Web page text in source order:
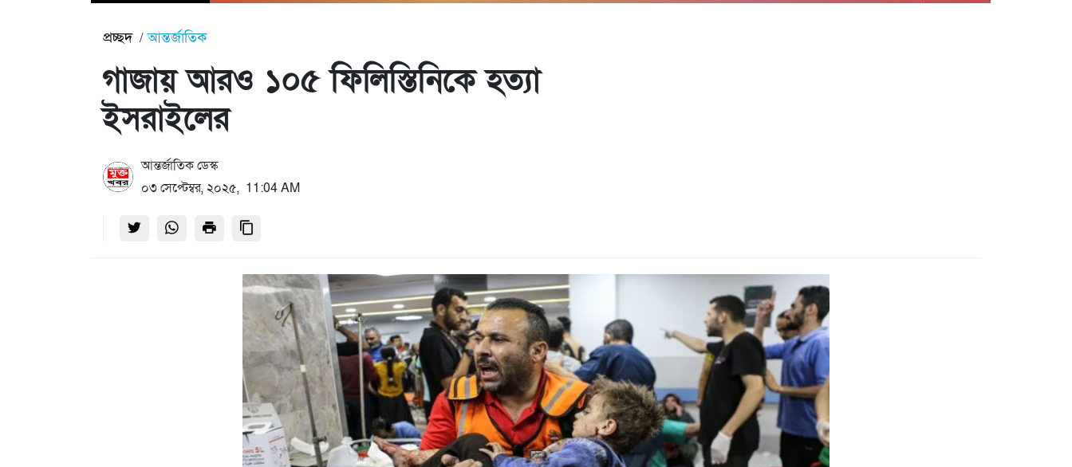
প্রচ্ছদ আন্তর্জাতিক
গাজায় আরও ১০৫ ফিলিস্তিনিকে হত্যা
ইসরাইলের
আন্তর্জাতিক ডেস্ক
০৩ সেপ্টেম্বর, ২০২৫, 11:04 AM